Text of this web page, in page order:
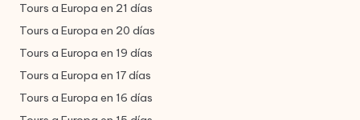
Tours a Europa en 21 días
Tours a Europa en 20 días
Tours a Europa en 19 días
Tours a Europa en 17 días
Tours a Europa en 16 días